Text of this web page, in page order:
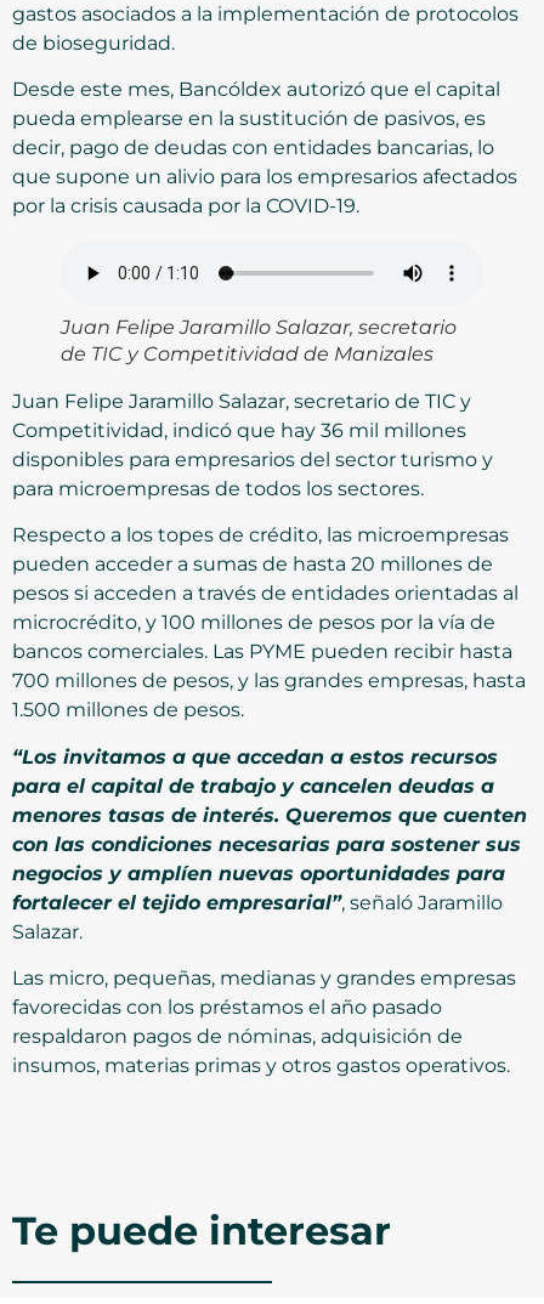
gastos asociados a la implementación de protocolos
de bioseguridad.
Desde este mes, Bancóldex autorizó que el capital
pueda emplearse en la sustitución de pasivos, es
decir, pago de deudas con entidades bancarias, lo
que supone un alivio para los empresarios afectados
por la crisis causada por la COVID-19.
Juan Felipe Jaramillo Salazar, secretario
de TIC y Competitividad de Manizales
Juan Felipe Jaramillo Salazar, secretario de TIC y
Competitividad, indicó que hay 36 mil millones
disponibles para empresarios del sector turismo y
para microempresas de todos los sectores.
Respecto a los topes de crédito, las microempresas
pueden acceder a sumas de hasta 20 millones de
pesos si acceden a través de entidades orientadas al
microcrédito, y 100 millones de pesos por la vía de
bancos comerciales. Las PYME pueden recibir hasta
700 millones de pesos, y las grandes empresas, hasta
1.500 millones de pesos.
“Los invitamos a que accedan a estos recursos
para el capital de trabajo y cancelen deudas a
menores tasas de interés. Queremos que cuenten
con las condiciones necesarias para sostener sus
negocios y amplíen nuevas oportunidades para
fortalecer el tejido empresarial”, señaló Jaramillo
Salazar.
Las micro, pequeñas, medianas y grandes empresas
favorecidas con los préstamos el año pasado
respaldaron pagos de nóminas, adquisición de
insumos, materias primas y otros gastos operativos.
Te puede interesar